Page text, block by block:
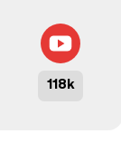
118k